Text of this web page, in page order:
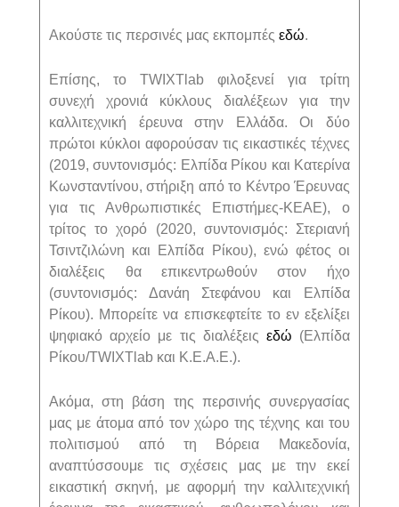
Ακούστε τις περσινές μας εκπομπέςεδώ.
Επίσης, το TWIXTlab φιλοξενεί για τρίτη
συνεχή χρονιά κύκλους διαλέξεων για την
καλλιτεχνική έρευνα στην Ελλάδα. Οι δύο
πρώτοι κύκλοι αφορούσαν τις εικαστικές τέχνες
(2019, συντονισμός: Ελπίδα Ρίκου και Κατερίνα
Κωνσταντίνου, στήριξη από το Κέντρο Έρευνας
για τις Ανθρωπιστικές Επιστήμες-ΚΕΑΕ), ο
τρίτος το χορό (2020, συντονισμός: Στεριανή
Τσιντζιλώνη και Ελπίδα Ρίκου), ενώ φέτος οι
διαλέξεις θα επικεντρωθούν στον ήχο
(συντονισμός: Δανάη Στεφάνου και Ελπίδα
Ρίκου). Μπορείτε να επισκεφτείτε το εν εξελίξει
ψηφιακό αρχείο με τις διαλέξεις εδώ (Ελπίδα
Ρίκου/TWIXTlab και Κ.Ε.Α.Ε.).
Ακόμα, στη βάση της περσινής συνεργασίας
μας με άτομα από τον χώρο της τέχνης και του
πολιτισμού από τη Βόρεια Μακεδονία,
αναπτύσσουμε τις σχέσεις μας με την εκεί
εικαστική σκηνή, με αφορμή την καλλιτεχνική